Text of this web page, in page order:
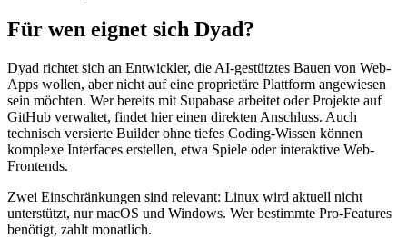
Für wen eignet sich Dyad?
Dyad richtet sich an Entwickler, die AI-gestütztes Bauen von Web-
Apps wollen, aber nicht auf eine proprietäre Plattform angewiesen
sein möchten. Wer bereits mit Supabase arbeitet oder Projekte auf
GitHub verwaltet, findet hier einen direkten Anschluss. Auch
technisch versierte Builder ohne tiefes Coding-Wissen können
komplexe Interfaces erstellen, etwa Spiele oder interaktive Web-
Frontends.
Zwei Einschränkungen sind relevant: Linux wird aktuell nicht
unterstützt, nur macOS und Windows. Wer bestimmte Pro-Features
benötigt, zahlt monatlich.